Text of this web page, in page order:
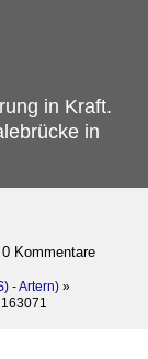
in Kraft.
in
Kommentare
- Artern) »
163071